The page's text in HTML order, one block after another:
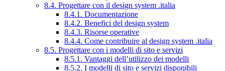
8.4. Progettare con il design system .italia
8.4.1. Documentazione
8.4.2. Benefici del design system
8.4.3. Risorse operative
8.4.4. Come contribuire al design system .italia
8.5. Progettare con i modelli di sito e servizi
8.5.1. Vantaggi dell’utilizzo dei modelli
8.5.2. I modelli di sito e servizi disponibili